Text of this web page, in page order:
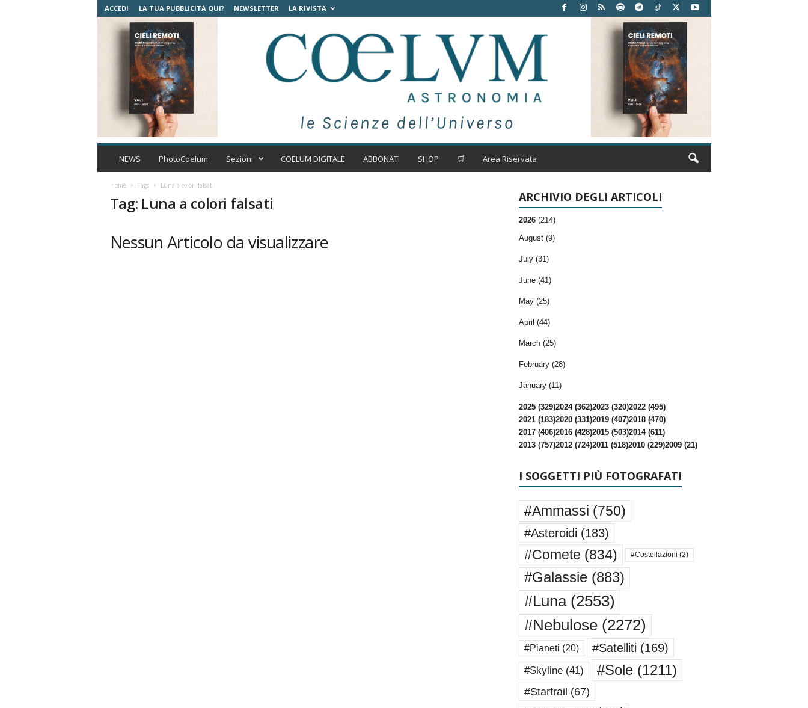
ACCEDI LA TUA PUBBLICITÀ QUI? NEWSLETTER LA RIVISTA
C
m
t
NEWS PhotoCoelum Sezioni COELUM DIGITALE ABBONATI SHOP 🛒 Area Riservata
Home Tags Luna a colori falsati
Tag: Luna a colori falsati
Nessun Articolo da visualizzare
ARCHIVIO DEGLI ARTICOLI
2026 (214)
August (9)
July (31)
June (41)
May (25)
April (44)
March (25)
February (28)
January (11)
2025 (329)2024 (362)2023 (320)2022 (495)
2021 (183)2020 (331)2019 (407)2018 (470)
2017 (406)2016 (428)2015 (503)2014 (611)
2013 (757)2012 (724)2011 (518)2010 (229)2009 (21)
I SOGGETTI PIÙ FOTOGRAFATI
#Ammassi (750)
#Asteroidi (183)
#Comete (834) #Costellazioni (2)
#Galassie(883)
#Luna(2553)
#Nebulose(2272)
#Pianeti (20) #Satelliti (169)
#Skyline(41) #Sole(1211)
#Startrail (67)